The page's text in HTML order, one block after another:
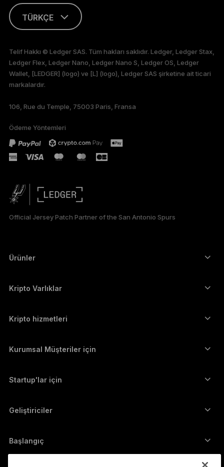
TÜRKÇE
FRANÇAIS
DEUTSCH
PORTUGUÊS
ESPAÑOL
РУССКИЙ
日本語
Telif Hakkı © Ledger SAS. Tüm hakları saklıdır. Ledger, Ledger Stax,
Ledger Flex, Ledger Nano, Ledger Nano S, Ledger OS, Ledger
Wallet, [LEDGER] (logo) ve [L] (logo), Ledger SAS şirketine ait ticari
markalardır.
106, Rue du Temple, 75003 Paris, Fransa
Ödeme Yöntemleri
Official Jersey Patch Partner of the San Antonio Spurs
Ürünler
Donanım Cüzdan
Ledger Stax
Ledger Nano Classics
Paket Teklifler
Tüm ürünler
Kripto Varlıklar
Ethereum cüzdanı
Cardano cüzdanı
Monero cüzdanı
Tüm varlıkları görün
Kripto hizmetleri
Kripto satın alın
Kripto takas edin
Kurumsal Müşteriler için
Startup'lar için
Geliştiriciler
Başlangıç
Ledger cihazınızı kullanmaya başlayın